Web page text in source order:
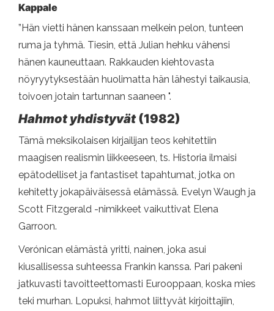
Kappale
”Hän vietti hänen kanssaan melkein pelon, tunteen
ruma ja tyhmä. Tiesin, että Julian hehku vähensi
hänen kauneuttaan. Rakkauden kiehtovasta
nöyryytyksestään huolimatta hän lähestyi taikausia,
toivoen jotain tartunnan saaneen ".
Hahmot yhdistyvät(1982)
Tämä meksikolaisen kirjailijan teos kehitettiin
maagisen realismin liikkeeseen, ts. Historia ilmaisi
epätodelliset ja fantastiset tapahtumat, jotka on
kehitetty jokapäiväisessä elämässä. Evelyn Waugh ja
Scott Fitzgerald -nimikkeet vaikuttivat Elena
Garroon.
Verónican elämästä yritti, nainen, joka asui
kiusallisessa suhteessa Frankin kanssa. Pari pakeni
jatkuvasti tavoitteettomasti Eurooppaan, koska mies
teki murhan. Lopuksi, hahmot liittyvät kirjoittajiin,